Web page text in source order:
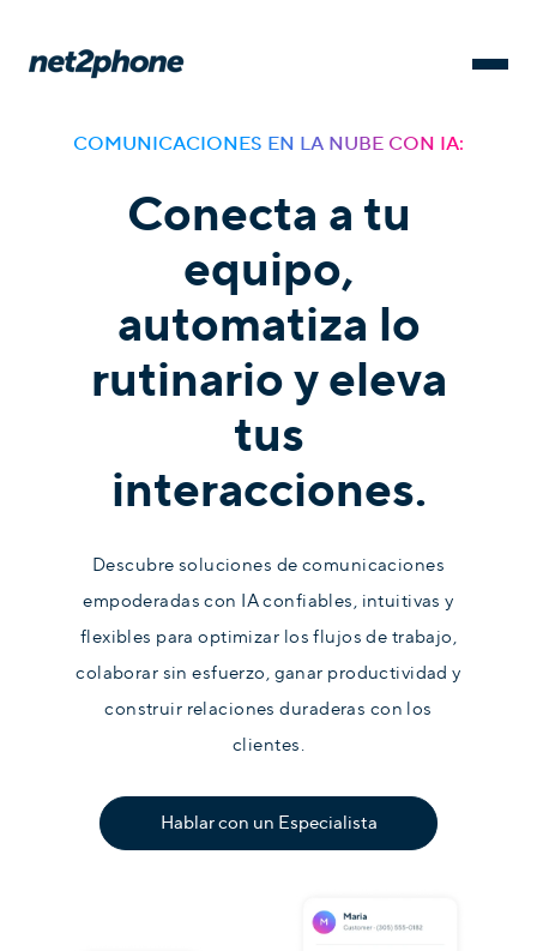
COMUNICACIONES EN LA NUBE CON IA:
Conecta a tu
equipo,
automatiza lo
rutinario y eleva
tus
interacciones.
Descubre soluciones de comunicaciones
empoderadas con IA confiables, intuitivas y
flexibles para optimizar los flujos de trabajo,
colaborar sin esfuerzo, ganar productividad y
construir relaciones duraderas con los
clientes.
Hablar con un Especialista